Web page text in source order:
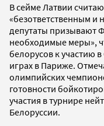
В сейме Латвии
«безответственным и
депутаты призывают
необходимые меры»,
белорусов к участию
играх в Париже.
олимпийских
готовности
участия в турнире
Белоруссии.